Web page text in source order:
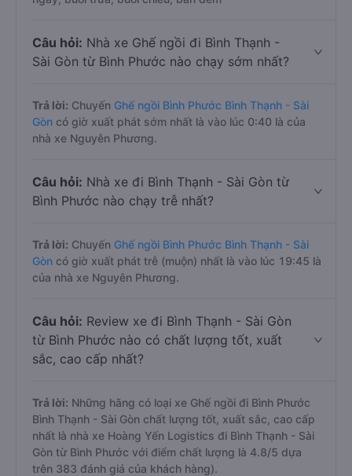
Câu hỏi: Nhà xe Ghế ngồi đi Bình Thạnh -
Sài Gòn từ Bình Phước nào chạy sớm nhất?
Trả lời: Chuyến Ghế ngồi Bình Phước Bình Thạnh - Sài
Gòn có giờ xuất phát sớm nhất là vào lúc 0:40 là của
nhà xe Nguyên Phương.
Câu hỏi: Nhà xe đi Bình Thạnh - Sài Gòn từ
Bình Phước nào chạy trễ nhất?
Trả lời: Chuyến Ghế ngồi Bình Phước Bình Thạnh - Sài
Gòn có giờ xuất phát trễ (muộn) nhất là vào lúc 19:45 là
của nhà xe Nguyên Phương.
Câu hỏi: Review xe đi Bình Thạnh - Sài Gòn
từ Bình Phước nào có chất lượng tốt, xuất
sắc, cao cấp nhất?
Trả lời: Những hãng có loại xe Ghế ngồi đi Bình Phước
Bình Thạnh - Sài Gòn chất lượng tốt, xuất sắc, cao cấp
nhất là nhà xe Hoàng Yến Logistics đi Bình Thạnh - Sài
Gòn từ Bình Phước với điểm chất lượng là 4.8/5 dựa
trên 383 đánh giá của khách hàng).